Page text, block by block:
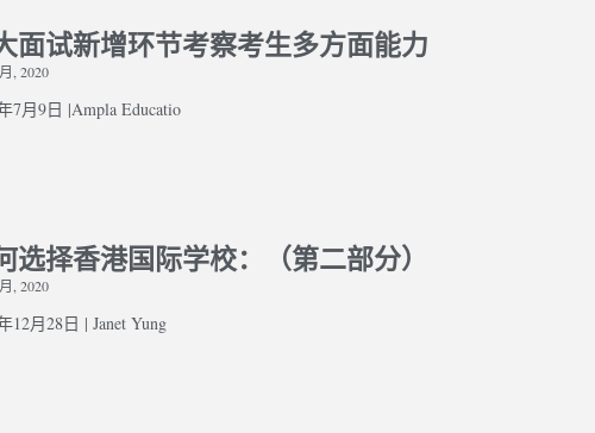
面试新增环节考察考生多方面能力
, 2020
7月9日 |Ampla Educatio
选择香港国际学校：（第二部分）
, 2020
12月28日 | Janet Yung
Strengthening Your Medicine
Strengthening Your Medicine